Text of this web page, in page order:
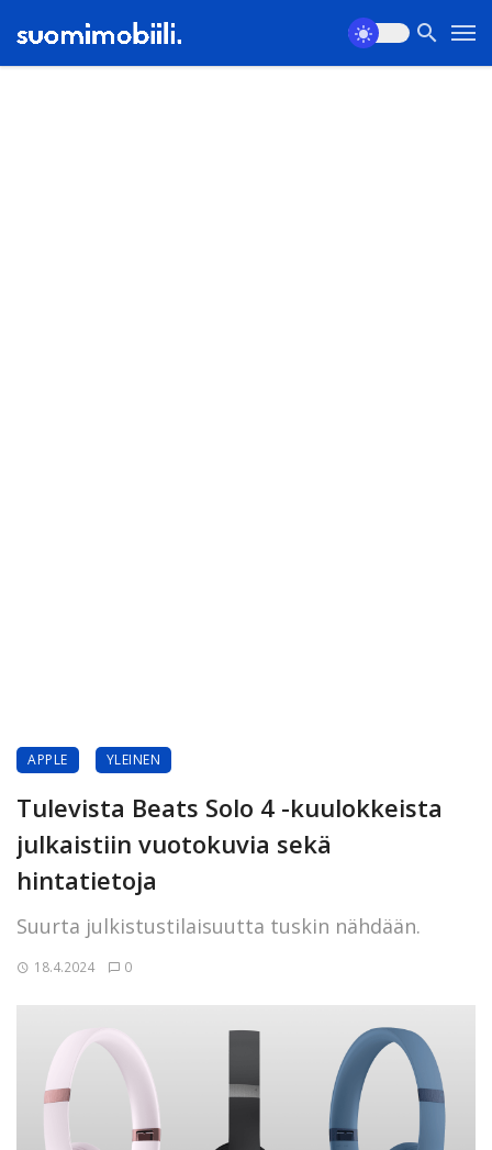
APPLE YLEINEN
Tulevista Beats Solo 4 -kuulokkeista
julkaistiin vuotokuvia sekä
hintatietoja
Suurta julkistustilaisuutta tuskin nähdään.
18.4.2024 0